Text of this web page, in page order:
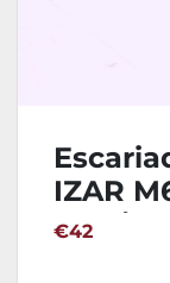
IZAR
2
€42